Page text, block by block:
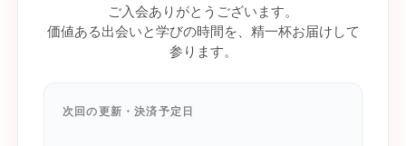
ご入会ありがとうございます。
価値ある出会いと学びの時間を、精一杯お届けして
参ります。
次回の更新・決済予定日